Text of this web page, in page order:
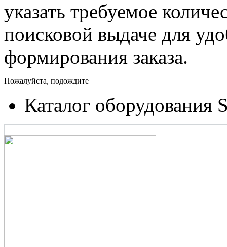
указать требуемое
поисковой выдаче для
формирования заказа.
Пожалуйста, подождите
Каталог оборудования